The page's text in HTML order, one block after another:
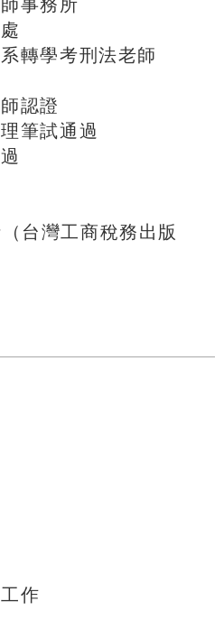
事務所
轉學考刑法老師
認證
筆試通過
台灣工商稅務出版
作